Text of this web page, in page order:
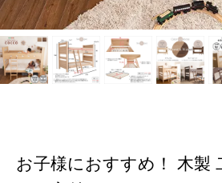
お子様におすすめ！ 木製